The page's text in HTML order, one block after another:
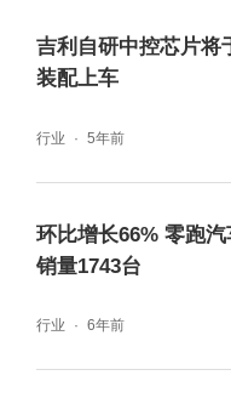
吉利自研中控芯片将
装配上车
行业 5年前
环比增长66% 零跑汽
销量1743台
行业 6年前